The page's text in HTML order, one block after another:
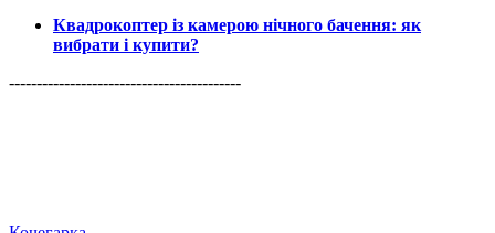
Квадрокоптер із камерою нічного бачення: як
вибрати і купити?
------------------------------------------